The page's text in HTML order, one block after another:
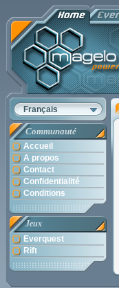
Français
Communauté
Accueil
A propos
Contact
Confidentialité
Conditions
Jeux
Everquest
Rift